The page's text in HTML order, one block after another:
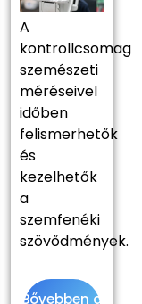
A
kontrollcsomag
szemészeti
méréseivel
időben
felismerhetők
és
kezelhetők
a
szemfenéki
szövődmények.
Bővebben a